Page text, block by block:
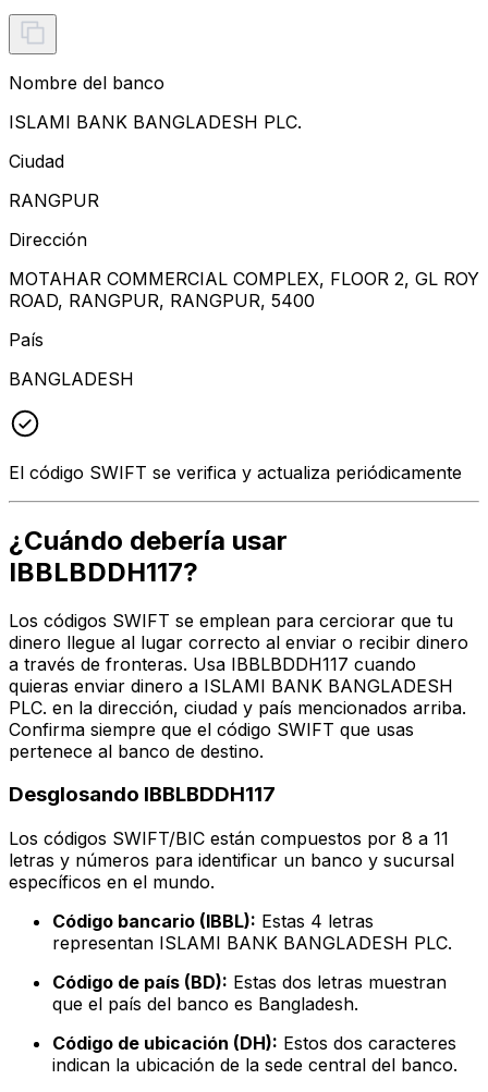
Nombre del banco
ISLAMI BANK BANGLADESH PLC.
Ciudad
RANGPUR
Dirección
MOTAHAR COMMERCIAL COMPLEX, FLOOR 2, GL ROY
ROAD, RANGPUR, RANGPUR, 5400
País
BANGLADESH
El código SWIFT se verifica y actualiza periódicamente
¿Cuándo debería usar
IBBLBDDH117?
Los códigos SWIFT se emplean para cerciorar que tu
dinero llegue al lugar correcto al enviar o recibir dinero
a través de fronteras. Usa IBBLBDDH117 cuando
quieras enviar dinero a ISLAMI BANK BANGLADESH
PLC. en la dirección, ciudad y país mencionados arriba.
Confirma siempre que el código SWIFT que usas
pertenece al banco de destino.
Desglosando IBBLBDDH117
Los códigos SWIFT/BIC están compuestos por 8 a 11
letras y números para identificar un banco y sucursal
específicos en el mundo.
Código bancario (IBBL): Estas 4 letras
representan ISLAMI BANK BANGLADESH PLC.
Código de país (BD): Estas dos letras muestran
que el país del banco es Bangladesh.
Código de ubicación (DH): Estos dos caracteres
indican la ubicación de la sede central del banco.